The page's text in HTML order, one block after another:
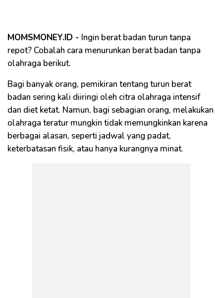
MOMSMONEY.ID - Ingin berat badan turun tanpa
repot? Cobalah cara menurunkan berat badan tanpa
olahraga berikut.
Bagi banyak orang, pemikiran tentang turun berat
badan sering kali diiringi oleh citra olahraga intensif
dan diet ketat. Namun, bagi sebagian orang, melakukan
olahraga teratur mungkin tidak memungkinkan karena
berbagai alasan, seperti jadwal yang padat,
keterbatasan fisik, atau hanya kurangnya minat.